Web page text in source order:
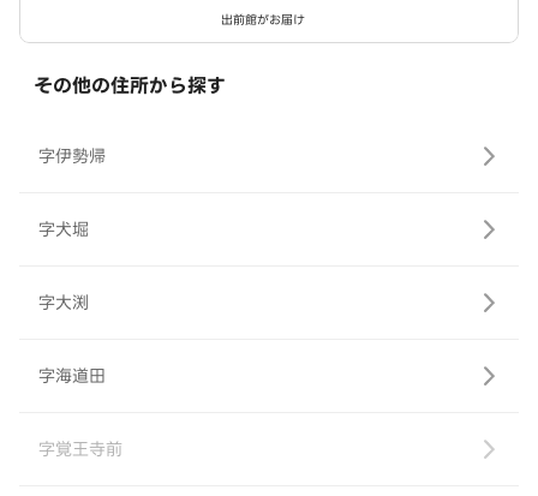
出前館がお届け
その他の住所から探す
字伊勢帰
字犬堀
字大渕
字海道田
字覚王寺前